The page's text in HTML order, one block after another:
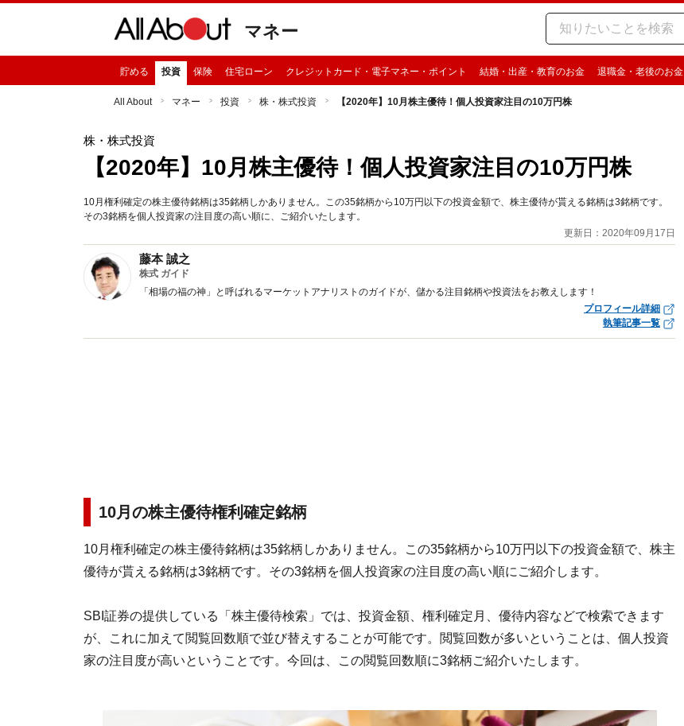
マネー
貯める 投資 保険 住宅ローン クレジットカード・電子マネー・ポイント 結婚・出産・教育のお金 退職金・老後のお金
All About マネー 投資 株・株式投資 【2020年】10月株主優待！個人投資家注目の10万円株
株・株式投資
【2020年】10月株主優待！個人投資家注目の10万円株
10月権利確定の株主優待銘柄は35銘柄しかありません。この35銘柄から10万円以下の投資金額で、株主優待が貰える銘柄は3銘柄です。
その3銘柄を個人投資家の注目度の高い順に、ご紹介いたします。
更新日：2020年09月17日
藤本 誠之
株式 ガイド
「相場の福の神」と呼ばれるマーケットアナリストのガイドが、儲かる注目銘柄や投資法をお教えします！
プロフィール詳細
執筆記事一覧
10月の株主優待権利確定銘柄
10月権利確定の株主優待銘柄は35銘柄しかありません。この35銘柄から10万円以下の投資金額で、株主
優待が貰える銘柄は3銘柄です。その3銘柄を個人投資家の注目度の高い順にご紹介します。
SBI証券の提供している「株主優待検索」では、投資金額、権利確定月、優待内容などで検索できます
が、これに加えて閲覧回数順で並び替えすることが可能です。閲覧回数が多いということは、個人投資
家の注目度が高いということです。今回は、この閲覧回数順に3銘柄ご紹介いたします。